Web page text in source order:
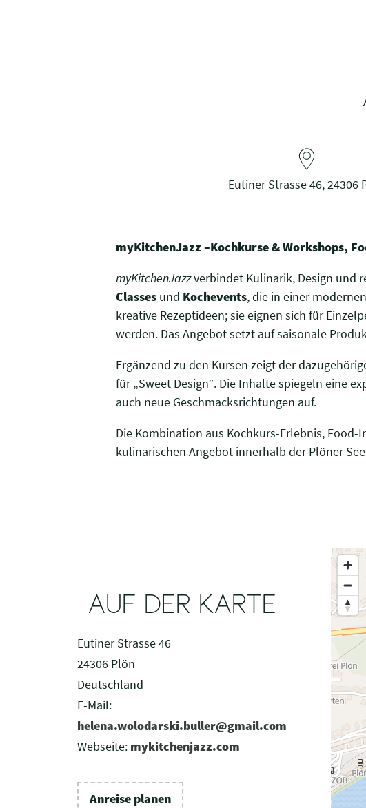
Eutiner Strasse 46, 24306
myKitchenJazz –Kochkurse & Workshops,
myKitchenJazzverbindet Kulinarik, Design und
Classes und Kochevents, die in einer
kreative Rezeptideen; sie eignen sich für
werden. Das Angebot setzt auf saisonale
Ergänzend zu den Kursen zeigt der
für „Sweet Design“. Die Inhalte spiegeln eine
auch neue Geschmacksrichtungen auf.
Die Kombination aus Kochkurs-Erlebnis,
kulinarischen Angebot innerhalb der Plöner
AUF DER KARTE
Eutiner Strasse 46
24306 Plön
Deutschland
E-Mail:
helena.wolodarski.buller@gmail.com
Webseite: mykitchenjazz.com
Anreise planen